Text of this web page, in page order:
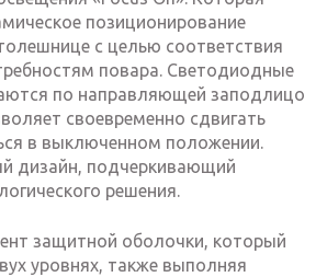
позиционирование
с целью соответствия
повара. Светодиодные
по направляющей заподлицо
своевременно сдвигать
в выключенном положении.
дизайн, подчеркивающий
решения.
защитной оболочки, который
уровнях, также выполняя